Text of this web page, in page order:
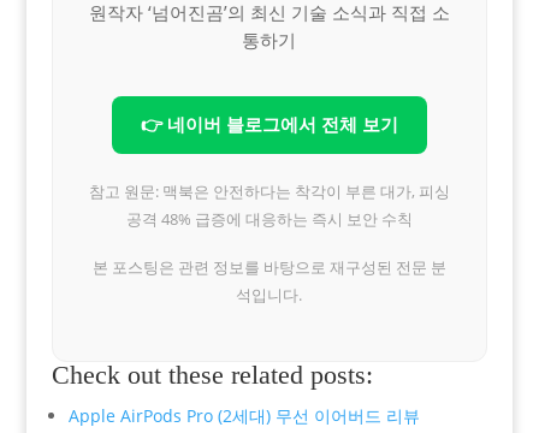
원작자 ‘넘어진곰’의 최신 기술 소식과 직접 소
통하기
👉 네이버 블로그에서 전체 보기
참고 원문: 맥북은 안전하다는 착각이 부른 대가, 피싱
공격 48% 급증에 대응하는 즉시 보안 수칙
본 포스팅은 관련 정보를 바탕으로 재구성된 전문 분
석입니다.
Check out these related posts:
Apple AirPods Pro (2세대) 무선 이어버드 리뷰